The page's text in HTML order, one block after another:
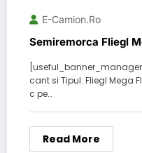
E-Camion.ro
Semiremorca Fliegl
cant si Tipul: Fliegl Mega
c pe…
Read More